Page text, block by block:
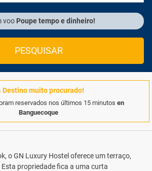
voo Poupe tempo e dinheiro!
PESQUISAR
Destino muito procurado!
reservados nos últimos 15 minutos en
Banguecoque
o GN Luxury Hostel oferece um terraço,
propriedade fica a uma curta